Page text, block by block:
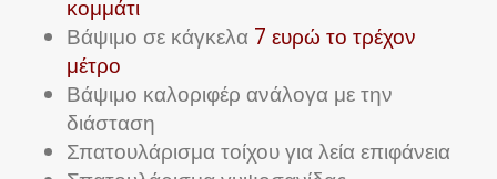
κομμάτι
Βάψιμο σε κάγκελα 7 ευρώ το τρέχον
μέτρο
Βάψιμο καλοριφέρ ανάλογα με την
διάσταση
Σπατουλάρισμα τοίχου για λεία επιφάνεια